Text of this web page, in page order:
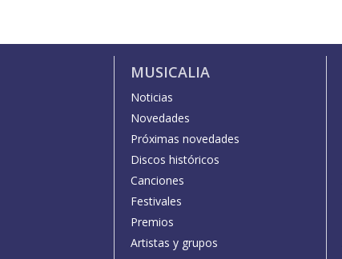
MUSICALIA
Noticias
Novedades
Próximas novedades
Discos históricos
Canciones
Festivales
Premios
Artistas y grupos